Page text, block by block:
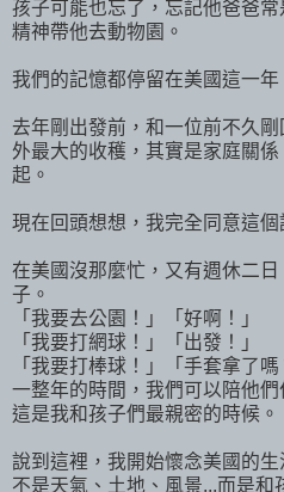
孩子可能也忘了，忘記他爸爸
精神帶他去動物園。
我們的記憶都停留在美國這一年
去年剛出發前，和一位前不久
外最大的收穫，其實是家庭關
起。
現在回頭想想，我完全同意這個
在美國沒那麼忙，又有週休二
子。
「我要去公園！」「好啊！」
「我要打網球！」「出發！」
「我要打棒球！」「手套拿了嗎
一整年的時間，我們可以陪他們
這是我和孩子們最親密的時候。
說到這裡，我開始懷念美國的生
不是天氣、土地、風景...而是和